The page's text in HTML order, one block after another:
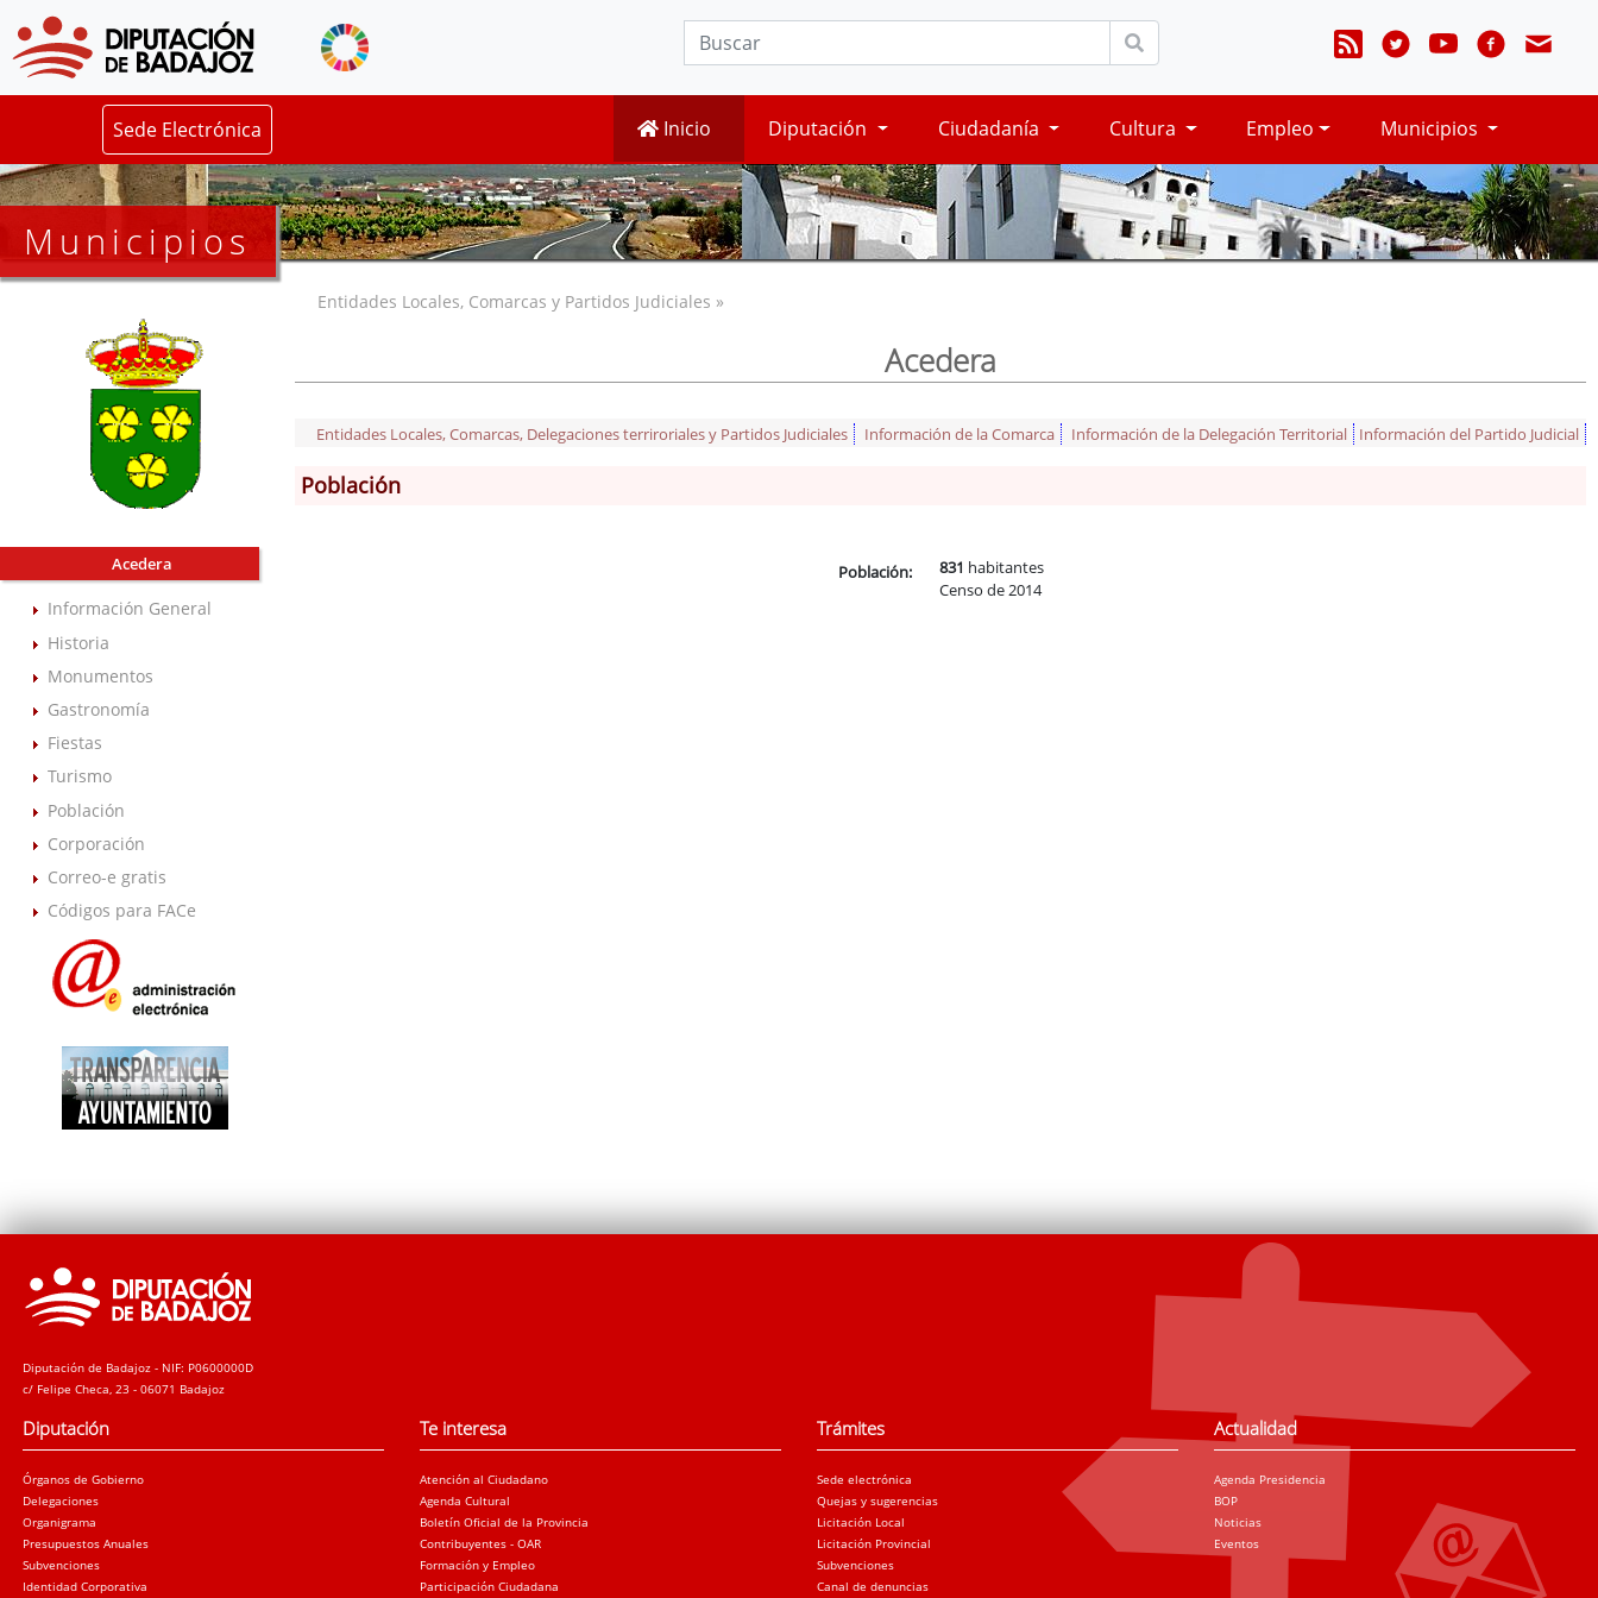
Sede Electrónica Inicio Diputación Ciudadanía Cultura Empleo Municipios
Municipios
Acedera
Información General
Historia
Monumentos
Gastronomía
Fiestas
Turismo
Población
Corporación
Correo-e gratis
Códigos para FACe
Entidades Locales, Comarcas y Partidos Judiciales »
Acedera
Entidades Locales, Comarcas, Delegaciones terriroriales y Partidos Judiciales Información de la Comarca Información de la Delegación Territorial Información del Partido Judicial
Población
Población: 831 habitantes
Censo de 2014
Diputación de Badajoz - NIF: P0600000D
c/ Felipe Checa, 23 - 06071 Badajoz
Diputación
Órganos de Gobierno
Delegaciones
Organigrama
Presupuestos Anuales
Subvenciones
Identidad Corporativa
Te interesa
Atención al Ciudadano
Agenda Cultural
Boletín Oficial de la Provincia
Contribuyentes - OAR
Formación y Empleo
Participación Ciudadana
Trámites
Sede electrónica
Quejas y sugerencias
Licitación Local
Licitación Provincial
Subvenciones
Canal de denuncias
Actualidad
Agenda Presidencia
BOP
Noticias
Eventos